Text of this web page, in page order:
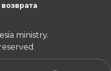
ministry.